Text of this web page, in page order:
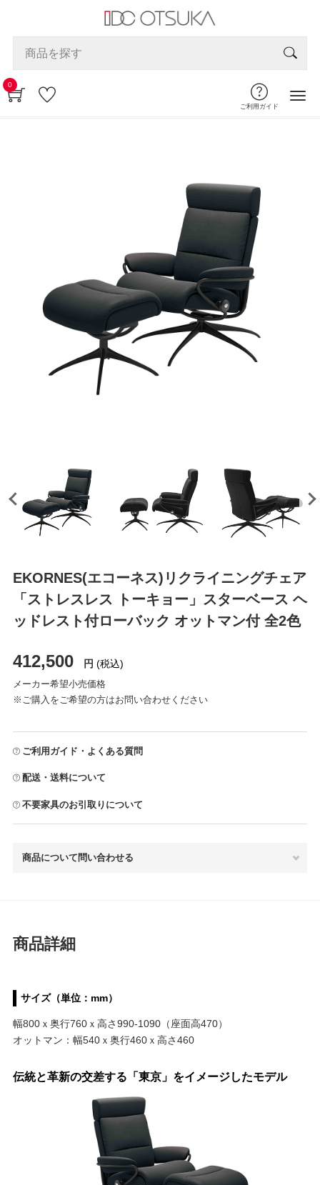
0
ご利用ガイド
EKORNES(エコーネス)リクライニングチェア
「ストレスレス トーキョー」スターベース ヘ
ッドレスト付ローバック オットマン付 全2色
412,500 円 (税込)
メーカー希望小売価格
※ご購入をご希望の方はお問い合わせください
ご利用ガイド・よくある質問
配送・送料について
不要家具のお引取りについて
商品について問い合わせる
商品詳細
サイズ（単位：mm）
幅800ｘ奥行760ｘ高さ990-1090（座面高470）
オットマン：幅540ｘ奥行460ｘ高さ460
伝統と革新の交差する「東京」をイメージしたモデル